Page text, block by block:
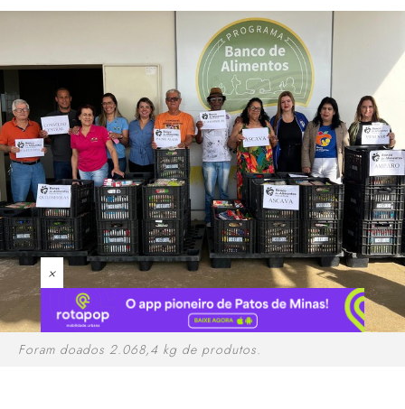
×
Foram doados 2.068,4 kg de produtos.